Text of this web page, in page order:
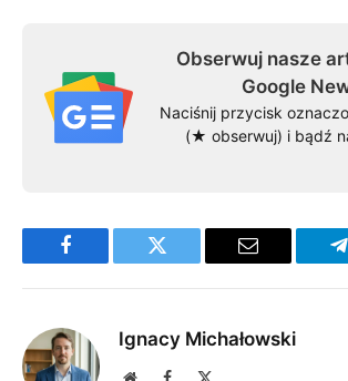
Obserwuj nasze
Google
Naciśnij przycisk
(★ obserwuj) i bądź
Facebook Twitter Email
Ignacy Michałowski
WebsiteFacebook